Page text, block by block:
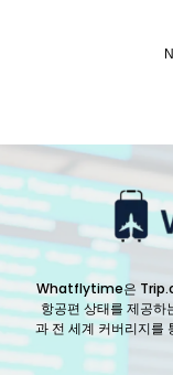
Whatflytime은
항공편 상태를 제공하
과 전 세계 커버리지를